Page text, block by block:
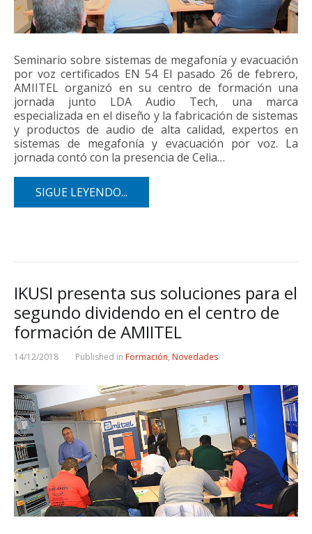
Seminario sobre sistemas de megafonía y evacuación
por voz certificados EN 54 El pasado 26 de febrero,
AMIITEL organizó en su centro de formación una
jornada junto LDA Audio Tech, una marca
especializada en el diseño y la fabricación de sistemas
y productos de audio de alta calidad, expertos en
sistemas de megafonía y evacuación por voz. La
jornada contó con la presencia de Celia…
SIGUE LEYENDO...
IKUSI presenta sus soluciones para el
segundo dividendo en el centro de
formación de AMIITEL
14/12/2018 Published in Formación, Novedades